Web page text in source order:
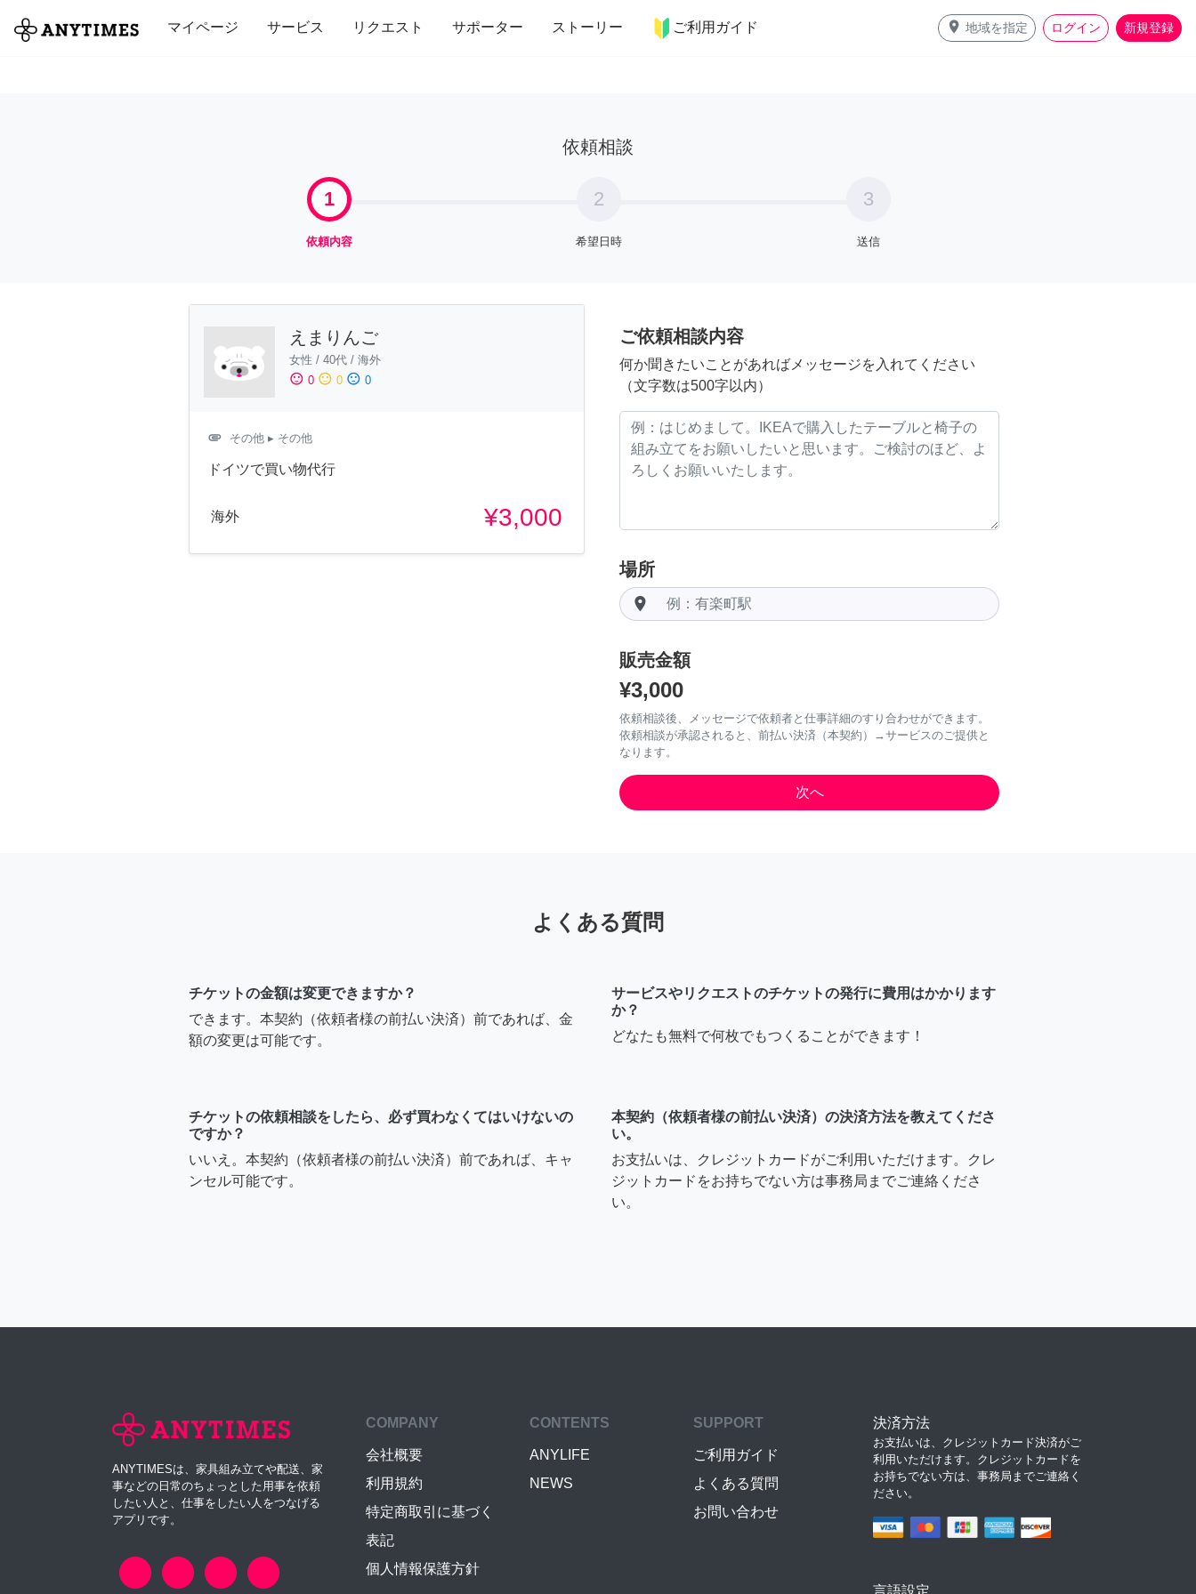
マイページ サービス リクエスト サポーター ストーリー ご利用ガイド place 地域を指定 ログイン 新規登録
全て 修理・組立 家事 引っ越し インテリア 趣味・習い事 ペット 料理
依頼相談
1
依頼内容
2
希望日時
3
送信
えまりんご
女性 / 40代 / 海外
sentiment_satisfied 0 sentiment_neutral 0 sentiment_dissatisfied 0
attachment その他 ▸ その他
ドイツで買い物代行
海外 ¥3,000
ご依頼相談内容
何か聞きたいことがあればメッセージを入れてください
（文字数は500字以内）
場所
room
販売金額
¥3,000
依頼相談後、メッセージで依頼者と仕事詳細のすり合わせができます。
依頼相談が承認されると、前払い決済（本契約）→サービスのご提供と
なります。
よくある質問
チケットの金額は変更できますか？
できます。本契約（依頼者様の前払い決済）前であれば、金
額の変更は可能です。
サービスやリクエストのチケットの発行に費用はかかります
か？
どなたも無料で何枚でもつくることができます！
チケットの依頼相談をしたら、必ず買わなくてはいけないの
ですか？
いいえ。本契約（依頼者様の前払い決済）前であれば、キャ
ンセル可能です。
本契約（依頼者様の前払い決済）の決済方法を教えてくださ
い。
お支払いは、クレジットカードがご利用いただけます。クレ
ジットカードをお持ちでない方は事務局までご連絡くださ
い。
ANYTIMESは、家具組み立てや配送、家
事などの日常のちょっとした用事を依頼
したい人と、仕事をしたい人をつなげる
アプリです。
COMPANY
会社概要
利用規約
特定商取引に基づく
表記
個人情報保護方針
CONTENTS
ANYLIFE
NEWS
SUPPORT
ご利用ガイド
よくある質問
お問い合わせ
決済方法
お支払いは、クレジットカード決済がご
利用いただけます。クレジットカードを
お持ちでない方は、事務局までご連絡く
ださい。
言語設定